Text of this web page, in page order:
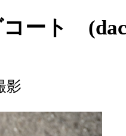
コート
影